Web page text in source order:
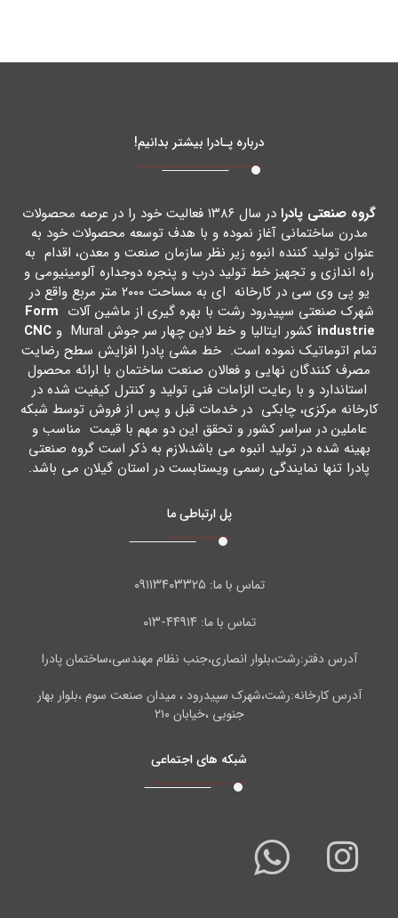
درباره پـادرا بیشتر بدانیم!
گروه صنعتی پادرا
در سال ۱۳۸۶ فعالیت خود را در عرصه محصولات
مدرن ساختمانی آغاز نموده و با هدف توسعه محصولات خود به
عنوان تولید کننده انبوه زیر نظر سازمان صنعت و معدن، اقدام به
راه اندازي و تجهیز خط تولید درب و پنجره دوجداره آلومینیومی و
یو پی وي سی در کارخانه اي به مساحت ۲۰۰۰ متر مربع واقع در
شهرك صنعتی سپیدرود رشت با بهره گیري از ماشین آلات Form
industrie کشور ایتالیا و خط لاین چهار سر جوش Mural و
CNC
تمام اتوماتیک نموده است. خط مشی پادرا افزایش سطح رضایت
مصرف کنندگان نهایی و فعالان صنعت ساختمان با ارائه محصول
استاندارد و با رعایت الزامات فنی تولید و کنترل کیفیت شده در
کارخانه مرکزي، چابکی در خدمات قبل و پس از فروش توسط شبکه
عاملین در سراسر کشور و تحقق این دو مهم با قیمت مناسب و
بهینه شده در تولید انبوه می باشد،لازم به ذکر است گروه صنعتی
پادرا تنها نمایندگی رسمی ویستابست در استان گیلان می باشد.
پل ارتباطی ما
تماس با ما:۰۹۱۱۳۴۰۳۳۲۵
تماس با ما: ۴۴۹۱۴-۰۱۳
آدرس دفتر:رشت،بلوار انصاری،جنب نظام مهندسی،ساختمان پادرا
آدرس کارخانه:رشت،شهرک سپیدرود ، میدان صنعت سوم ،بلوار بهار
جنوبی ،خیابان ۲۱۰
شبکه های اجتماعی